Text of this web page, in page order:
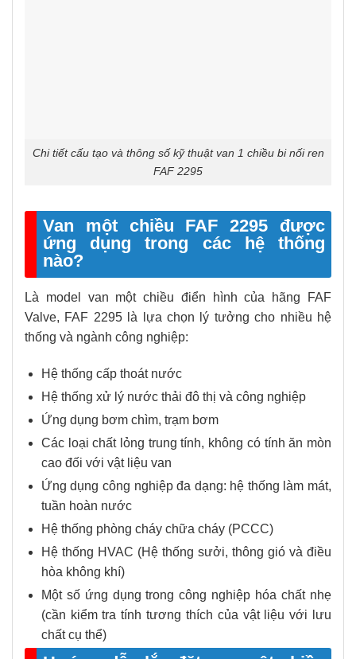
Chi tiết cấu tạo và thông số kỹ thuật van 1 chiều bi nối ren
FAF 2295
Van một chiều FAF 2295 được
ứng dụng trong các hệ thống
nào?
Là model van một chiều điển hình của hãng FAF
Valve, FAF 2295 là lựa chọn lý tưởng cho nhiều hệ
thống và ngành công nghiệp:
Hệ thống cấp thoát nước
Hệ thống xử lý nước thải đô thị và công nghiệp
Ứng dụng bơm chìm, trạm bơm
Các loại chất lỏng trung tính, không có tính ăn mòn
cao đối với vật liệu van
Ứng dụng công nghiệp đa dạng: hệ thống làm mát,
tuần hoàn nước
Hệ thống phòng cháy chữa cháy (PCCC)
Hệ thống HVAC (Hệ thống sưởi, thông gió và điều
hòa không khí)
Một số ứng dụng trong công nghiệp hóa chất nhẹ
(cần kiểm tra tính tương thích của vật liệu với lưu
chất cụ thể)